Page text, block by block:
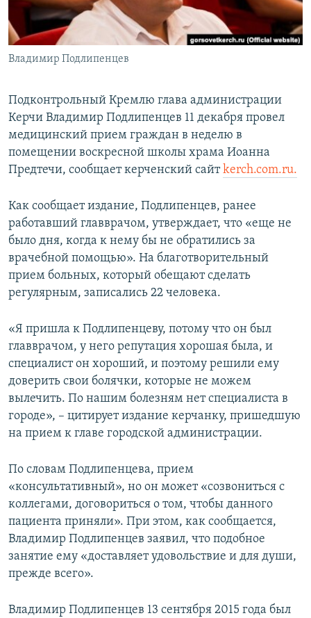
ПОБЕДИТЕЛЕЙ НЕ СУДЯТ?
КРЫМ.НЕПОКОРЕННЫЙ
ELIFBE
ПРИСОЕДИНЯЙТЕСЬ!
Все сайты RFE/RL
Владимир Подлипенцев
Подконтрольный Кремлю глава администрации
Керчи Владимир Подлипенцев 11 декабря провел
медицинский прием граждан в неделю в
помещении воскресной школы храма Иоанна
Предтечи, сообщает керченский сайтkerch.com.ru.
Как сообщает издание, Подлипенцев, ранее
работавший главврачом, утверждает, что «еще не
было дня, когда к нему бы не обратились за
врачебной помощью». На благотворительный
прием больных, который обещают сделать
регулярным, записались 22 человека.
«Я пришла к Подлипенцеву, потому что он был
главврачом, у него репутация хорошая была, и
специалист он хороший, и поэтому решили ему
доверить свои болячки, которые не можем
вылечить. По нашим болезням нет специалиста в
городе», – цитирует издание керчанку, пришедшую
на прием к главе городской администрации.
По словам Подлипенцева, прием
«консультативный», но он может «созвониться с
коллегами, договориться о том, чтобы данного
пациента приняли». При этом, как сообщается,
Владимир Подлипенцев заявил, что подобное
занятие ему «доставляет удовольствие и для души,
прежде всего».
Владимир Подлипенцев 13 сентября 2015 года был